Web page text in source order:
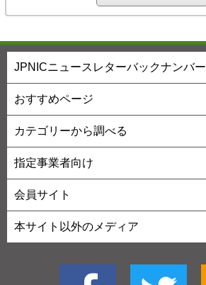
JPNICニュースレターバックナンバー
おすすめページ
カテゴリーから調べる
指定事業者向け
会員サイト
本サイト以外のメディア